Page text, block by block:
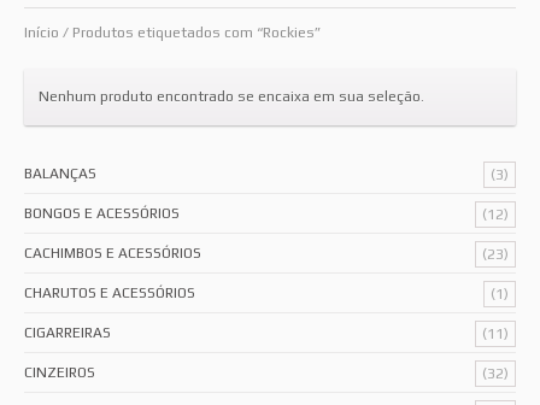
Início / Produtos etiquetados com “Rockies”
Nenhum produto encontrado se encaixa em sua seleção.
BALANÇAS (3)
BONGOS E ACESSÓRIOS (12)
CACHIMBOS E ACESSÓRIOS (23)
CHARUTOS E ACESSÓRIOS (1)
CIGARREIRAS (11)
CINZEIROS (32)